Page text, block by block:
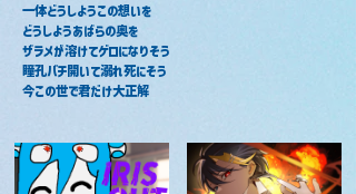
一体どうしようこの想いを
どうしようあばらの奥を
ザラメが溶けてゲロになりそう
瞳孔バチ開いて溺れ死にそう
今この世で君だけ大正解